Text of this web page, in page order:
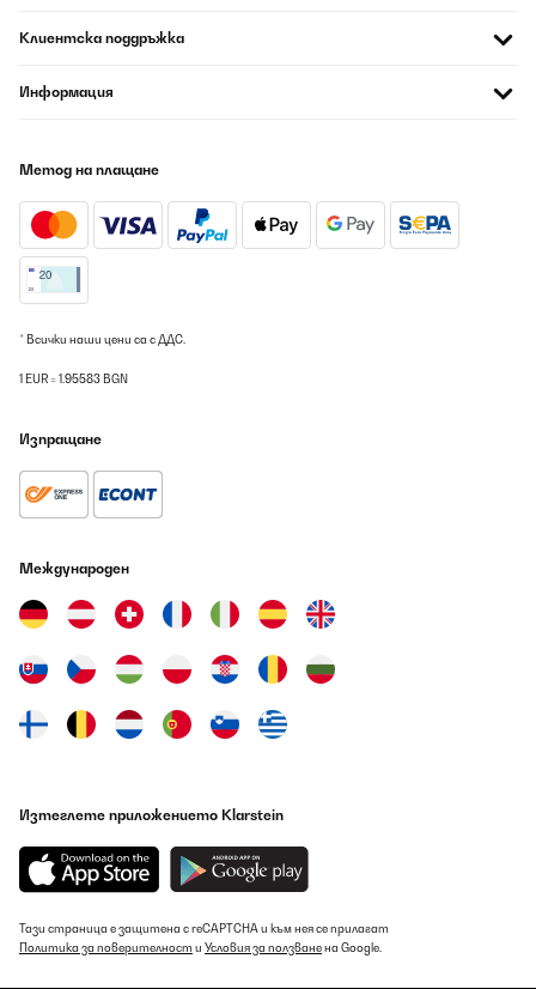
Клиентска поддръжка
Информация
Метод на плащане
* Всички наши цени са с ДДС.
1 EUR = 1.95583 BGN
Изпращане
Международен
Изтеглете приложението Klarstein
Тази страница е защитена с reCAPTCHA и към нея се прилагат
Политика за поверителност и Условия за ползванена Google.